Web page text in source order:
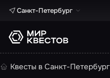
Санкт-Петербург
Квесты в Санкт-